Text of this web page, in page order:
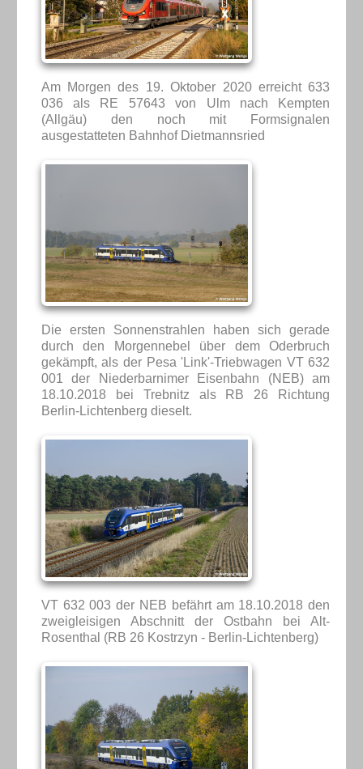
Am Morgen des 19. Oktober 2020 erreicht 633
036 als RE 57643 von Ulm nach Kempten
(Allgäu) den noch mit Formsignalen
ausgestatteten Bahnhof Dietmannsried
Die ersten Sonnenstrahlen haben sich gerade
durch den Morgennebel über dem Oderbruch
gekämpft, als der Pesa 'Link'-Triebwagen VT 632
001 der Niederbarnimer Eisenbahn (NEB) am
18.10.2018 bei Trebnitz als RB 26 Richtung
Berlin-Lichtenberg dieselt.
VT 632 003 der NEB befährt am 18.10.2018 den
zweigleisigen Abschnitt der Ostbahn bei Alt-
Rosenthal (RB 26 Kostrzyn - Berlin-Lichtenberg)